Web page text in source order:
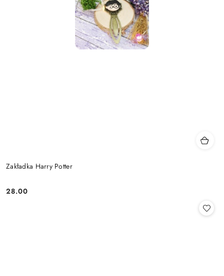
Zakładka Harry Potter
Cena:
28.00